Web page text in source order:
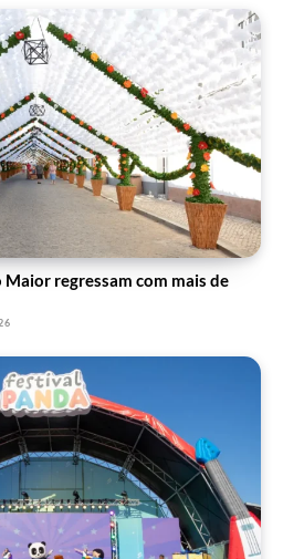
Maior regressam com mais de